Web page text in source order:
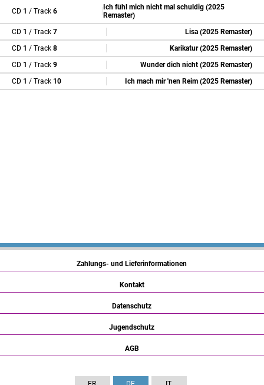
CD 1 / Track 6
Ich fühl mich nicht mal schuldig (2025
Remaster)
CD 1 / Track 7
Lisa (2025 Remaster)
CD 1 / Track 8
Karikatur (2025 Remaster)
CD 1 / Track 9
Wunder dich nicht (2025 Remaster)
CD 1 / Track 10 Ich mach mir 'nen Reim (2025 Remaster)
Zahlungs- und Lieferinformationen
Kontakt
Datenschutz
Jugendschutz
AGB